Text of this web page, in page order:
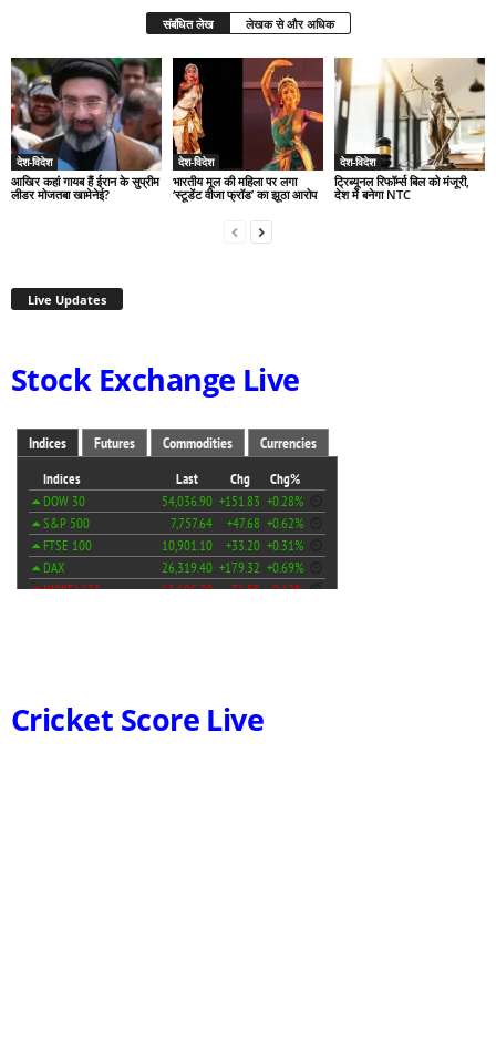
संबंधित लेख लेखक से और अधिक
देश-विदेश
आखिर कहां गायब हैं ईरान के सुप्रीम
लीडर मोजतबा खामेनेई?
देश-विदेश
भारतीय मूल की महिला पर लगा
‘स्टूडेंट वीजा फ्रॉड’ का झूठा आरोप
देश-विदेश
ट्रिब्यूनल रिफॉर्म्स बिल को मंजूरी,
देश में बनेगा NTC
Live Updates
Stock Exchange Live
Cricket Score Live